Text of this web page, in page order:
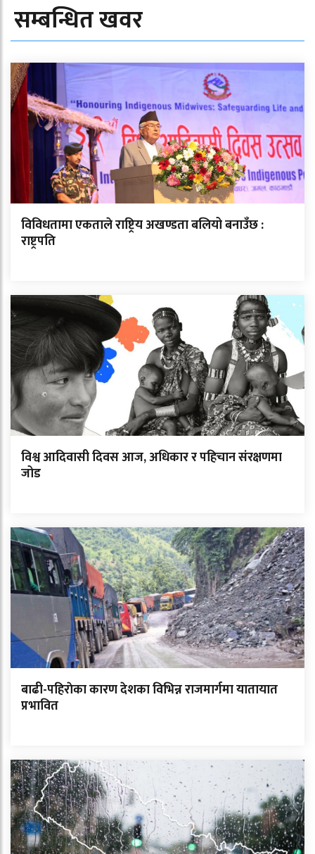
सम्बन्धित खवर
विविधतामा एकताले राष्ट्रिय अखण्डता बलियो बनाउँछ :
राष्ट्रपति
विश्व आदिवासी दिवस आज, अधिकार र पहिचान संरक्षणमा
जोड
बाढी-पहिराेका कारण देशका विभिन्न राजमार्गमा यातायात
प्रभावित